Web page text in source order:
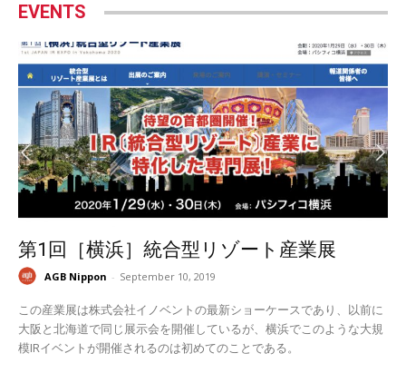
EVENTS
第1回［横浜］統合型リゾート産業展
AGB Nippon - September 10, 2019
この産業展は株式会社イノベントの最新ショーケースであり、以前に
大阪と北海道で同じ展示会を開催しているが、横浜でこのような大規
模IRイベントが開催されるのは初めてのことである。